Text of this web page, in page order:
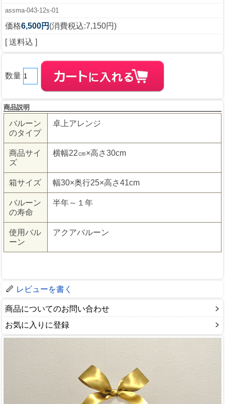
assma-043-12s-01
価格6,500円 (消費税込:7,150円)
[ 送料込 ]
数量
商品説明
バルーン
のタイプ
卓上アレンジ
商品サイ
ズ
横幅22㎝×高さ30cm
箱サイズ 幅30×奥行25×高さ41cm
バルーン
の寿命
半年～１年
使用バル
ーン
アクアバルーン
レビューを書く
商品についてのお問い合わせ
お気に入りに登録